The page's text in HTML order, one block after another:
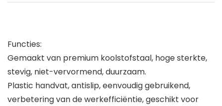
Functies:
Gemaakt van premium koolstofstaal, hoge sterkte,
stevig, niet-vervormend, duurzaam.
Plastic handvat, antislip, eenvoudig gebruikend,
verbetering van de werkefficiëntie, geschikt voor